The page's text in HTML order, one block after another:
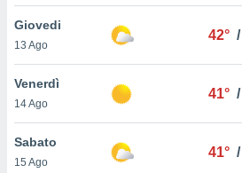
cookie
il tuo
in
Giovedi
13 Ago
42° /
Venerdì
14 Ago
41° /
Sabato
15 Ago
41° /